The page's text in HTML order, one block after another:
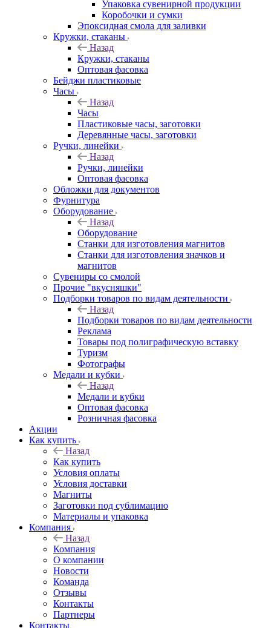
Упаковка сувенирной продукции
Коробочки и сумки
Эпоксидная смола для заливки
Кружки, стаканы
Назад
Кружки, стаканы
Оптовая фасовка
Бейджи пластиковые
Часы
Назад
Часы
Пластиковые часы, заготовки
Деревянные часы, заготовки
Ручки, линейки
Назад
Ручки, линейки
Оптовая фасовка
Обложки для документов
Фурнитура
Оборудование
Назад
Оборудование
Станки для изготовления магнитов
Станки для изготовления значков и
магнитов
Сувениры со смолой
Прочие "вкусняшки"
Подборки товаров по видам деятельности
Назад
Подборки товаров по видам деятельности
Реклама
Товары под полиграфическую вставку
Туризм
Фотографы
Медали и кубки
Назад
Медали и кубки
Оптовая фасовка
Розничная фасовка
Акции
Как купить
Назад
Как купить
Условия оплаты
Условия доставки
Магниты
Заготовки под сублимацию
Материалы и упаковка
Компания
Назад
Компания
О компании
Новости
Команда
Отзывы
Контакты
Партнеры
Контакты